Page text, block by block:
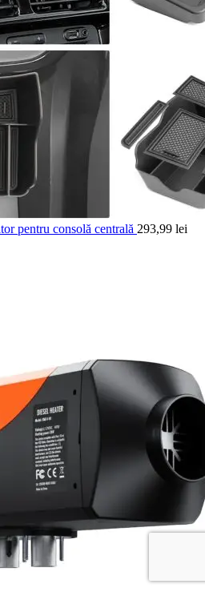
pentru consolă centrală 293,99 lei